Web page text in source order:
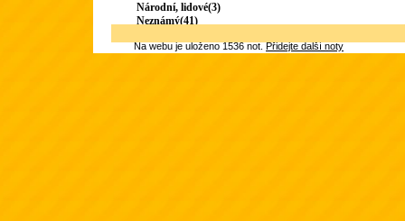
Národní, lidové(3)
Neznámý(41)
Na webu je uloženo 1536 not.Přidejte další noty